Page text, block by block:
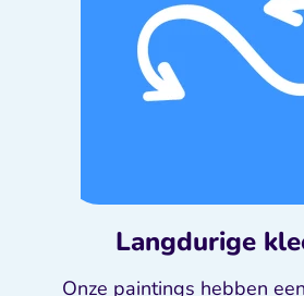
Langdurige
Onze paintings hebben